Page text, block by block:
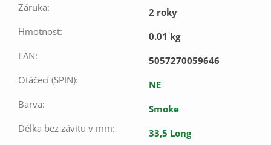
Záruka:
2 roky
Hmotnost:
0.01 kg
EAN:
5057270059646
Otáčecí (SPIN):
NE
Barva:
Smoke
Délka bez závitu v mm:
33,5 Long